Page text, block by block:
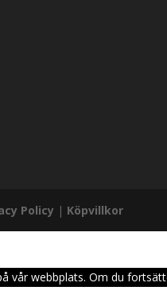
Policy | Köpvillkor
vår webbplats. Om du